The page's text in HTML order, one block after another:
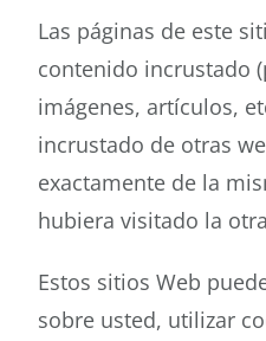
Las páginas de este
contenido incrustado
imágenes, artículos,
incrustado de otras
exactamente de la
hubiera visitado la
Estos sitios Web
sobre usted, utilizar